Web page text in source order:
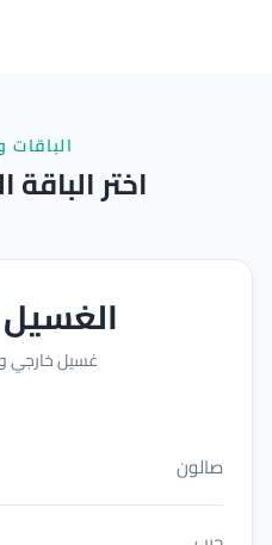
الباقات
اختر
غسيل
صالون